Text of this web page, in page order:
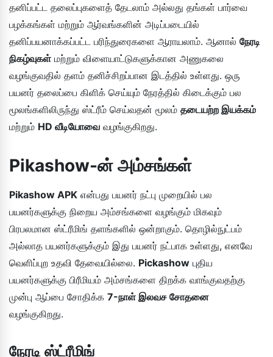
தனிப்பட்ட தலைப்புகளைத் தேடலாம் அல்லது தங்கள் பார்வை
பழக்கங்கள் மற்றும் ஆர்வங்களின் அடிப்படையில்
தனிப்பயனாக்கப்பட்ட பரிந்துரைகளை ஆராயலாம். ஆனால் நேரடி
நிகழ்வுகள் மற்றும் விளையாட்டுகளுக்கான அணுகலை
வழங்குவதில் தளம் தனிச்சிறப்பான இடத்தில் உள்ளது. ஒரு
பயனர் தலைப்பை கிளிக் செய்யும் நேரத்தில் கிடைக்கும் பல
மூலங்களிலிருந்து ஸ்ட்ரீம் செய்வதன் மூலம் தடையற்ற இயக்கம்
மற்றும் HD வீடியோவை வழங்குகிறது.
Pikashow-ன் அம்சங்கள்
Pikashow APK என்பது பயனர் நட்பு முறையில் பல
பயனர்களுக்கு நிறைய அம்சங்களை வழங்கும் மிகவும்
பிரபலமான ஸ்ட்ரீமிங் தளங்களில் ஒன்றாகும். தொழில்நுட்பம்
அல்லாத பயனர்களுக்கும் இது பயனர் நட்பாக உள்ளது, எனவே
வெளிப்புற உதவி தேவையில்லை. Pickashow புதிய
பயனர்களுக்கு பிரீமியம் அம்சங்களை திறக்க வாங்குவதற்கு
முன்பு ஆப்பை சோதிக்க 7-நாள் இலவச சோதனை
வழங்குகிறது.
நேரடி ஸ்ட்ரீமிங்